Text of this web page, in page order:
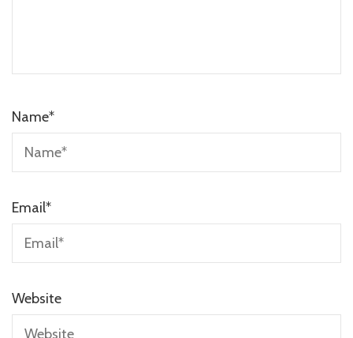
Name*
Email*
Website